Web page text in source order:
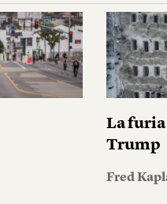
La furia
Trump
Fred